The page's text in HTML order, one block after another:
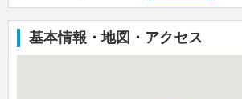
基本情報・地図・アクセス